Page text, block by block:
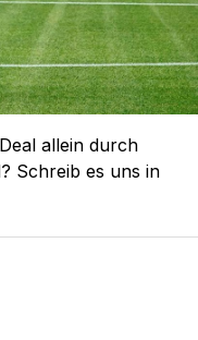
allein durch
Schreib es uns in